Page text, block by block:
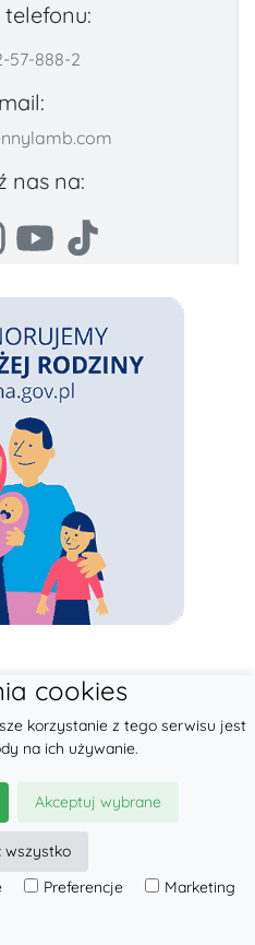
57-888-2
nas na:
cookies
korzystanie z tego serwisu jest
na ich używanie.
Akceptuj wybrane
wszystko
Preferencje Marketing